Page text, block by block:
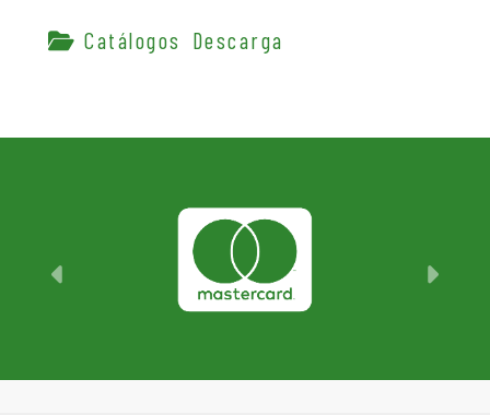
Catálogos Descarga